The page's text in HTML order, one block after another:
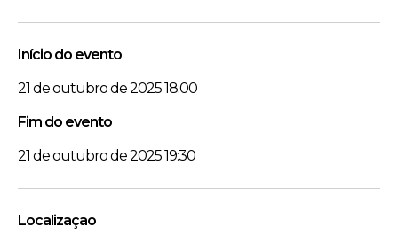
Início do evento
21 de outubro de 2025 18:00
Fim do evento
21 de outubro de 2025 19:30
Localização